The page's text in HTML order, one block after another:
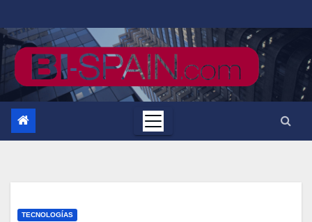
al
contenido
TECNOLOGÍAS